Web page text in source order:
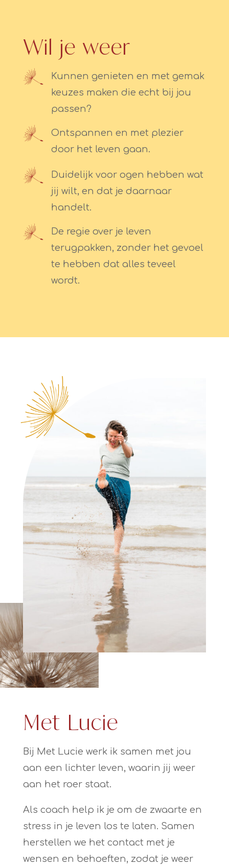
Wil je weer
Kunnen genieten en met gemak
keuzes maken die echt bij jou
passen?
Ontspannen en met plezier
door het leven gaan.
Duidelijk voor ogen hebben wat
jij wilt, en dat je daarnaar
handelt.
De regie over je leven
terugpakken, zonder het gevoel
te hebben dat alles teveel
wordt.
Met Lucie
Bij Met Lucie werk ik samen met jou
aan een lichter leven, waarin jij weer
aan het roer staat.
Als coach help ik je om de zwaarte en
stress in je leven los te laten. Samen
herstellen we het contact met je
wensen en behoeften, zodat je weer